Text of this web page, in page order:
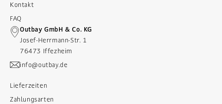
Kontakt
FAQ
Outbay GmbH & Co. KG
Josef-Herrmann-Str. 1
76473 Iffezheim
info@outbay.de
Lieferzeiten
Zahlungsarten